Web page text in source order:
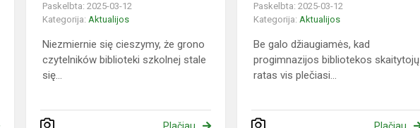
Paskelbta: 2025-03-12
Kategorija:Aktualijos
Niezmiernie się cieszymy, ​​że ​​grono
czytelników biblioteki szkolnej stale
się...
Paskelbta: 2025-03-12
Kategorija:Aktualijos
Be galo džiaugiamės, kad
progimnazijos bibliotekos skaitytojų
ratas vis plečiasi...